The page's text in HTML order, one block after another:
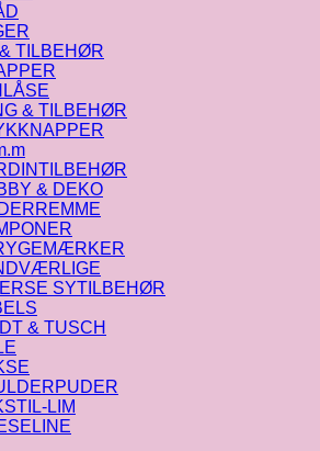
TILBEHØR
& TILBEHØR
& DEKO
SYTILBEHØR
& TUSCH
LIM